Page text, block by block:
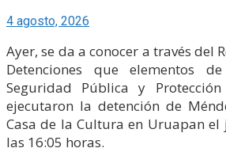
4 agosto, 2026
Ayer, se da a conocer a través del
Detenciones que elementos
Seguridad Pública y Protección
ejecutaron la detención de
Casa de la Cultura en Uruapan el
las 16:05 horas.